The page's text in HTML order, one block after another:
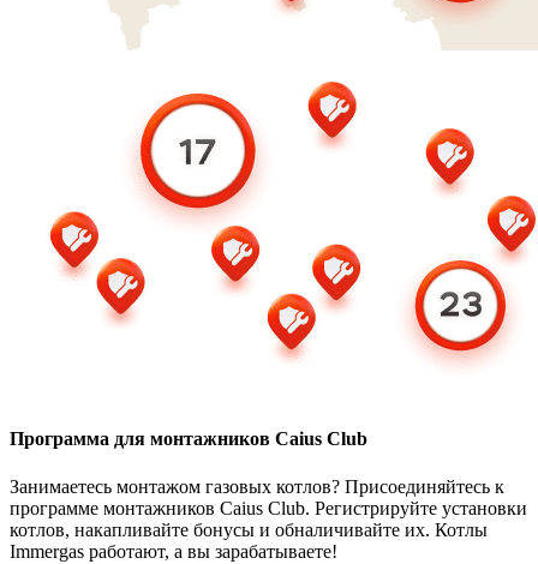
Программа для монтажников Caius Club
Занимаетесь монтажом газовых котлов? Присоединяйтесь к
программе монтажников Caius Club. Регистрируйте установки
котлов, накапливайте бонусы и обналичивайте их. Котлы
Immergas работают, а вы зарабатываете!